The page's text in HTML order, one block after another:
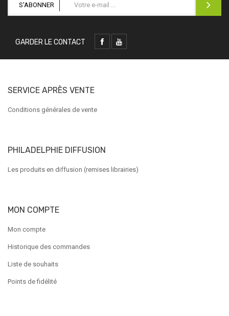
S'ABONNER
GARDER LE CONTACT
SERVICE APRÈS VENTE
Conditions générales de vente
PHILADELPHIE DIFFUSION
Les produits en diffusion (remises librairies)
MON COMPTE
Mon compte
Historique des commandes
Liste de souhaits
Points de fidélité